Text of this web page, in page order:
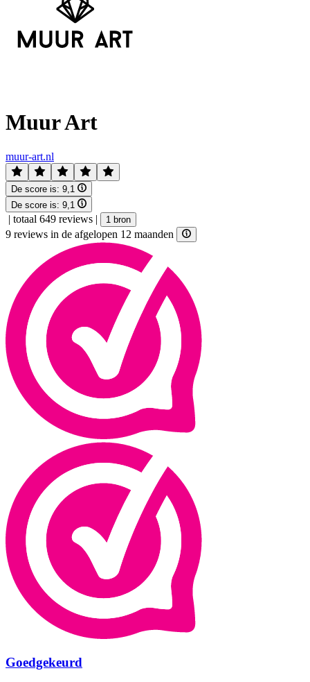
Muur Art
muur-art.nl
De score is: 9,1
De score is: 9,1
| totaal 649 reviews | 1 bron
9 reviews in de afgelopen 12 maanden
Goedgekeurd